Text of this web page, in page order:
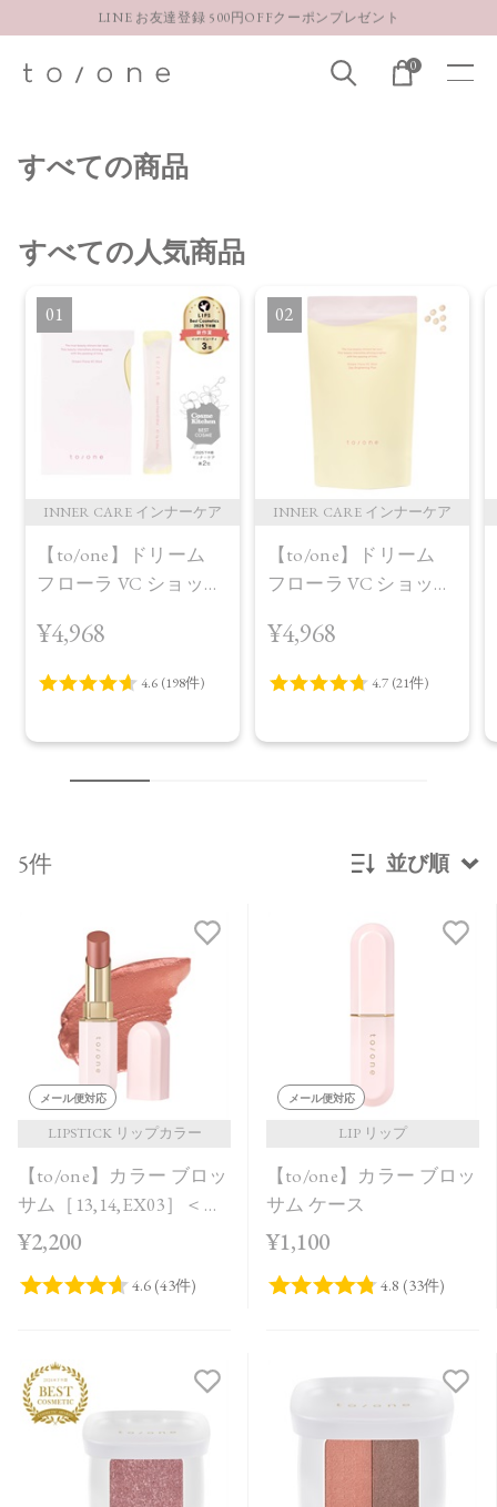
LINE お友達登録 500円OFFクーポンプレゼント
お得な定期購入コースはこちら
0
すべての商品
すべての人気商品
1
INNER CARE インナーケア
【to/one】ドリーム
フローラ VC ショット
¥4,968
2
INNER CARE インナーケア
【to/one】ドリーム
フローラ VC ショット
プラス＜限定品＞
¥4,968
5件 並び順
レビューが多い順
レビュー評価が高い順
人気順
メール便対応
LIPSTICK リップカラー
【to/one】カラー ブロッ
サム［13,14,EX03］＜レ
フィル＞
¥2,200
メール便対応
LIP リップ
【to/one】カラー ブロッ
サム ケース
¥1,100